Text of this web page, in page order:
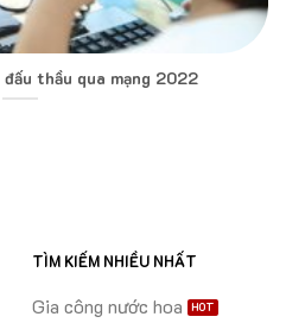
thầu qua mạng 2022
TÌM KIẾM NHIỀU NHẤT
Gia công nước hoa